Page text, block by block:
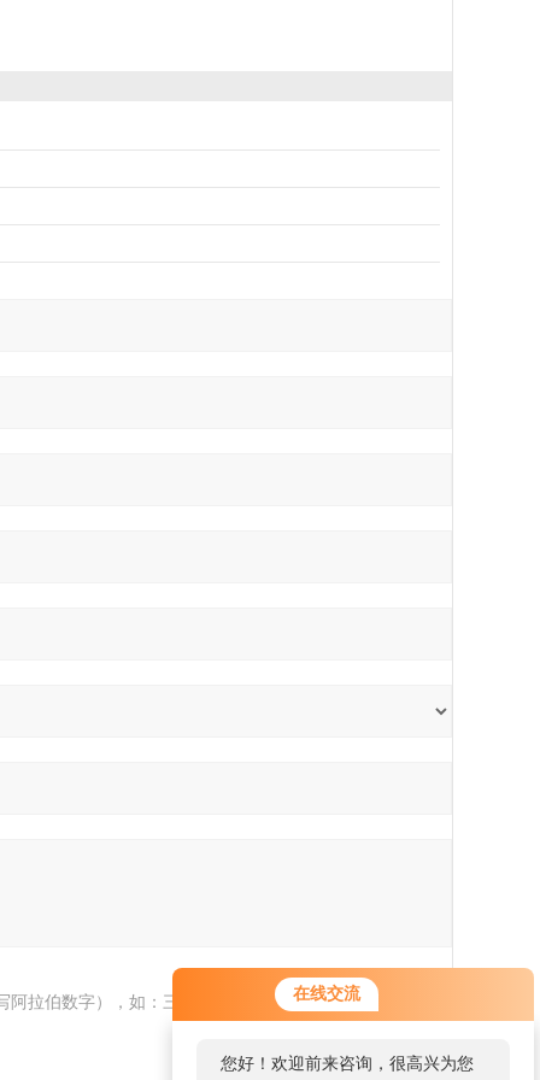
在线交流
您好！欢迎前来咨询，很高兴为您
阿拉伯数字），如：三加四=7